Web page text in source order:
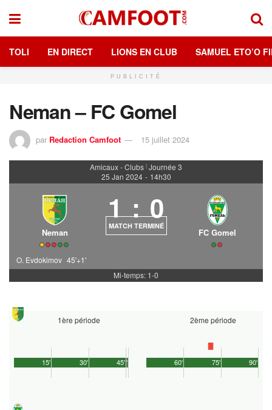
TOLI EN DIRECT LIONS EN CLUB SAMUEL ETO’O
PUBLICITÉ
Neman – FC Gomel
par Redaction Camfoot 15 juillet 2024
Amicaux - Clubs | Journée 3
25 Jan 2024 - 14h30
Neman
1 : 0
MATCH TERMINÉ
FC Gomel
O. Evdokimov 45'+1'
Mi-temps: 1-0
1ère période
45'
15' 30' 1'
2ème période
90'
60' 75'